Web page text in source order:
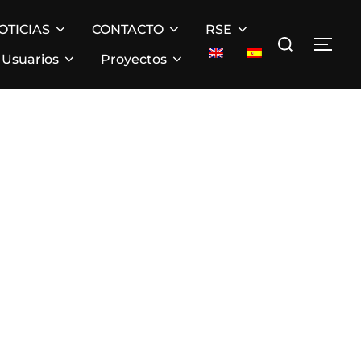
CONTACTO
RSE
Usuarios
Proyectos
Buscar: